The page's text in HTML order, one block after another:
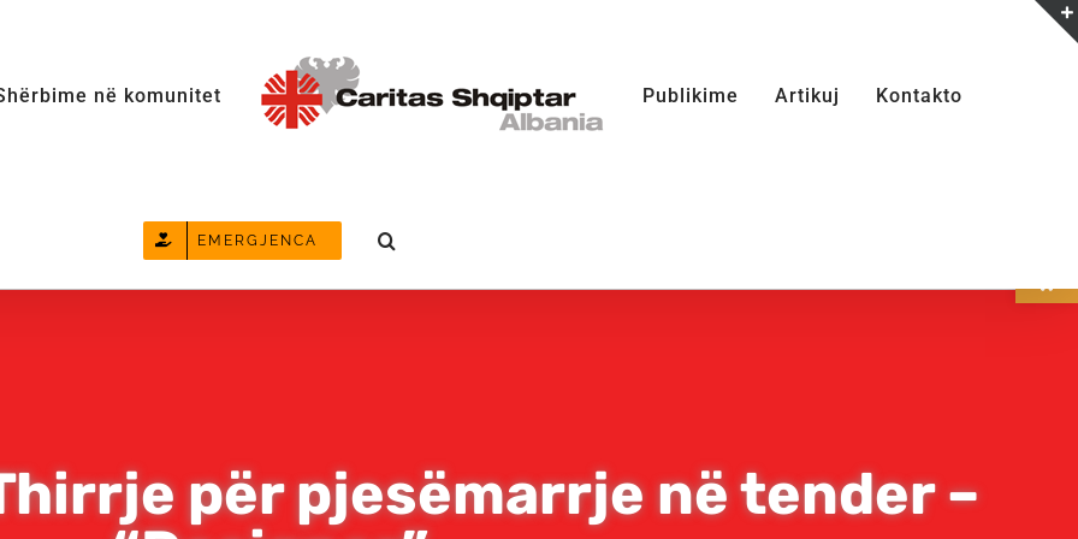
në komunitet Publikime Artikuj Kontakto
EMERGJENCA
për pjesëmarrje në tender –